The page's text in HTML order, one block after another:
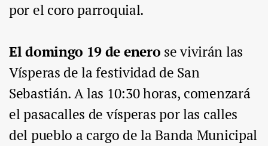
por el coro parroquial.
El domingo 19 de enero se vivirán las
Vísperas de la festividad de San
Sebastián. A las 10:30 horas, comenzará
el pasacalles de vísperas por las calles
del pueblo a cargo de la Banda Municipal